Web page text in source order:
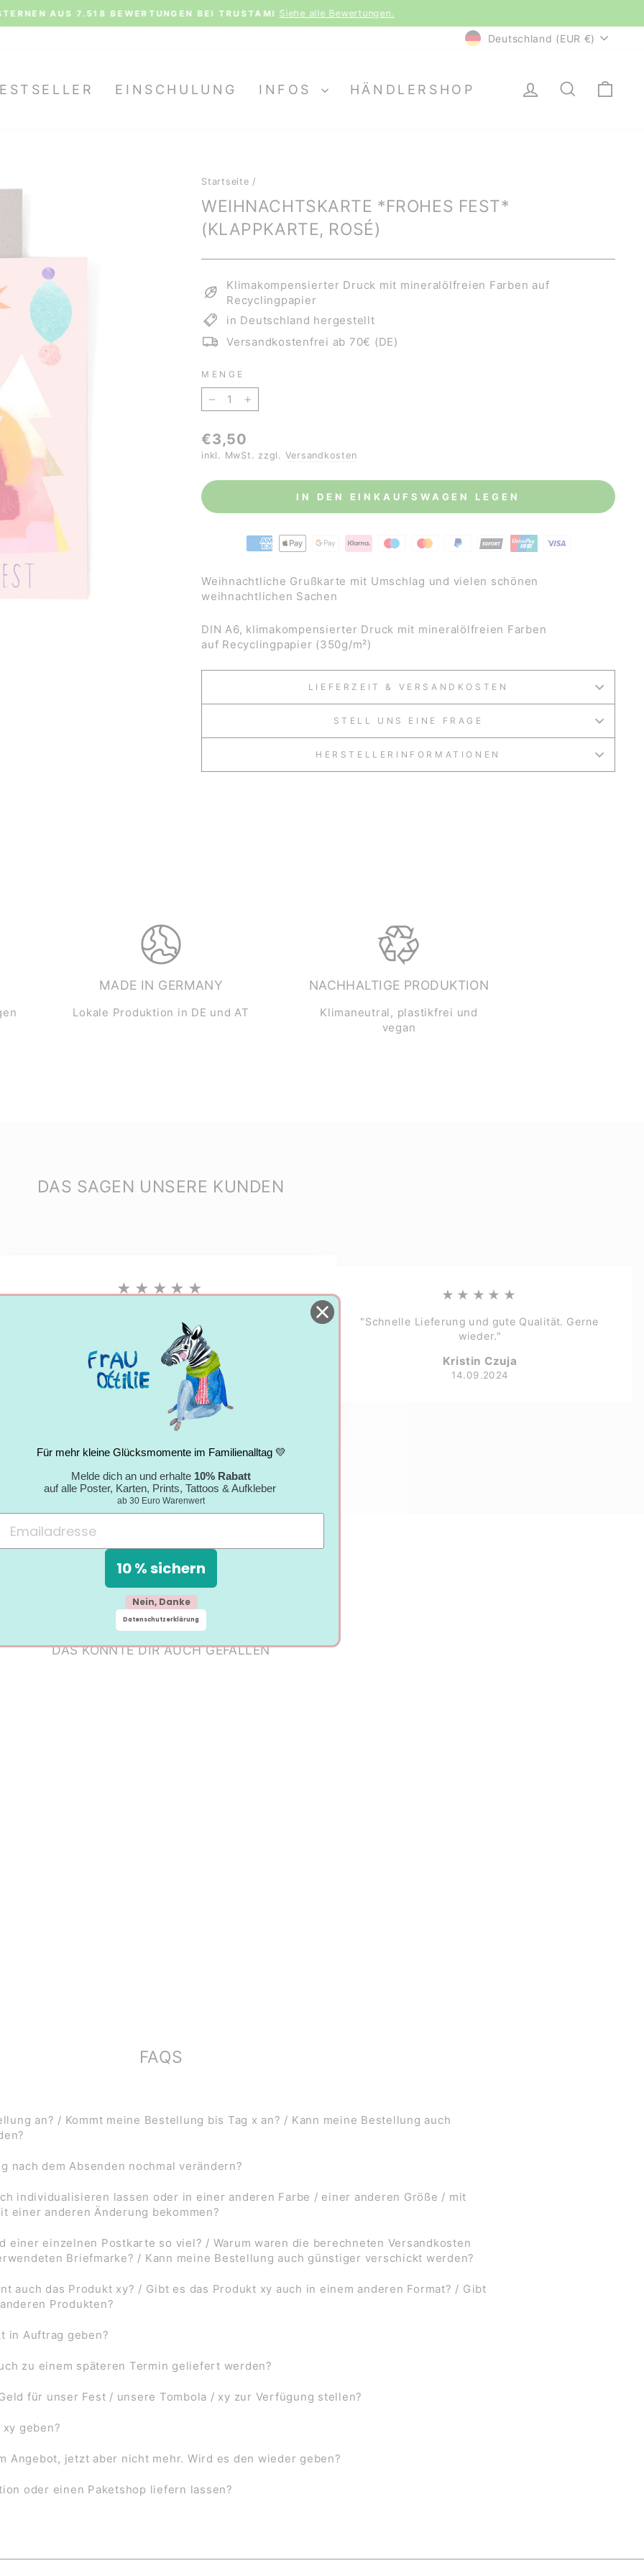
Pause
AUS 7.518 BEWERTUNGEN BEI TRUSTAMI Siehe alle Bewertungen.
WÄHRUNG
Deutschland (EUR €)
EINSCHULUNG INFOS HÄNDLERSHOP EINLOGGEN
SUCHE
Startseite /
WEIHNACHTSKARTE *FROHES FEST*
(KLAPPKARTE, ROSÉ)
Klimakompensierter Druck mit mineralölfreien Farben auf
Recyclingpapier
in Deutschland hergestellt
Versandkostenfrei ab 70€ (DE)
MENGE
− +
Normaler
Preis
€3,50
inkl. MwSt. zzgl. Versandkosten
IN DEN EINKAUFSWAGEN LEGEN
Weihnachtliche Grußkarte mit Umschlag und vielen schönen
weihnachtlichen Sachen
DIN A6, klimakompensierter Druck mit mineralölfreien Farben
auf Recyclingpapier (350g/m²)
LIEFERZEIT & VERSANDKOSTEN
STELL UNS EINE FRAGE
HERSTELLERINFORMATIONEN
MADE IN GERMANY
Lokale Produktion in DE und AT
NACHHALTIGE PRODUKTION
Klimaneutral, plastikfrei und
vegan
DAS SAGEN UNSERE KUNDEN
★★★★★
"Nachhaltigkeitsgedanke wird gelebt; sehr
nettes Paket mit tollem Umschlag; jederzeit
wieder."
Nicole
05.09.2024
★★★★★
"Schnelle Lieferung und gute Qualität. Gerne
wieder."
Kristin Czuja
14.09.2024
Siehe dir alle Bewertungen an.
DAS KÖNNTE DIR AUCH GEFALLEN
FAQS
an? / Kommt meine Bestellung bis Tag x an? / Kann meine Bestellung auch
nach dem Absenden nochmal verändern?
individualisieren lassen oder in einer anderen Farbe / einer anderen Größe / mit
einer anderen Änderung bekommen?
einer einzelnen Postkarte so viel? / Warum waren die berechneten Versandkosten
Briefmarke? / Kann meine Bestellung auch günstiger verschickt werden?
auch das Produkt xy? / Gibt es das Produkt xy auch in einem anderen Format? / Gibt
Produkten?
in Auftrag geben?
zu einem späteren Termin geliefert werden?
für unser Fest / unsere Tombola / xy zur Verfügung stellen?
geben?
Angebot, jetzt aber nicht mehr. Wird es den wieder geben?
oder einen Paketshop liefern lassen?
Für mehr kleine Glücksmomente im Familienalltag 💛
Melde dich an und erhalte 10% Rabatt
auf alle Poster, Karten, Prints, Tattoos & Aufkleber
ab 30 Euro Warenwert
10 % sichern
Nein, Danke
Datenschutzerklärung